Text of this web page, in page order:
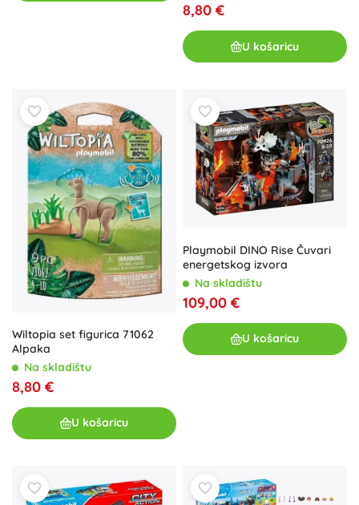
8,80 €
U košaricu
Wiltopia set figurica 71062
Alpaka
Na skladištu
8,80 €
U košaricu
Playmobil DINO Rise Čuvari
energetskog izvora
Na skladištu
109,00 €
U košaricu